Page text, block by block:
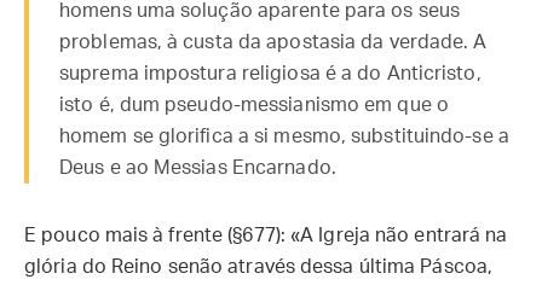
homens uma solução aparente para os seus
problemas, à custa da apostasia da verdade. A
suprema impostura religiosa é a do Anticristo,
isto é, dum pseudo-messianismo em que o
homem se glorifica a si mesmo, substituindo-se a
Deus e ao Messias Encarnado.
E pouco mais à frente (§677): «A Igreja não entrará na
glória do Reino senão através dessa última Páscoa,